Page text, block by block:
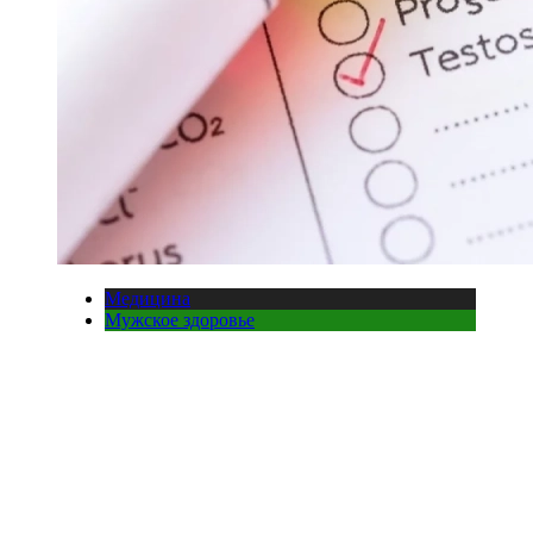
Медицина
Мужское здоровье